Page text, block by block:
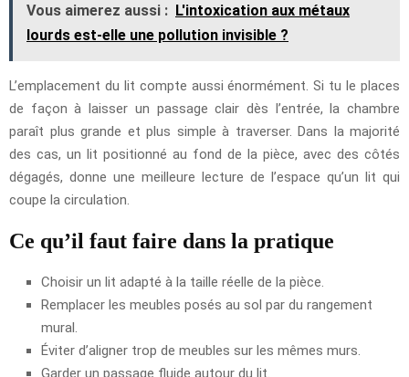
Vous aimerez aussi : L'intoxication aux métaux
lourds est-elle une pollution invisible ?
L’emplacement du lit compte aussi énormément. Si tu le places
de façon à laisser un passage clair dès l’entrée, la chambre
paraît plus grande et plus simple à traverser. Dans la majorité
des cas, un lit positionné au fond de la pièce, avec des côtés
dégagés, donne une meilleure lecture de l’espace qu’un lit qui
coupe la circulation.
Ce qu’il faut faire dans la pratique
Choisir un lit adapté à la taille réelle de la pièce.
Remplacer les meubles posés au sol par du rangement
mural.
Éviter d’aligner trop de meubles sur les mêmes murs.
Garder un passage fluide autour du lit.